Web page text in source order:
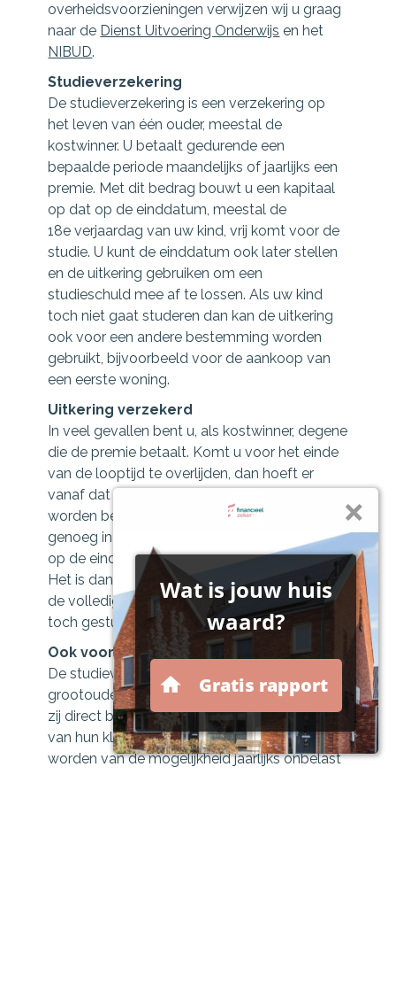
overheidsvoorzieningen verwijzen wij u graag
naar de Dienst Uitvoering Onderwijs en het
NIBUD.
Studieverzekering
De studieverzekering is een verzekering op
het leven van één ouder, meestal de
kostwinner. U betaalt gedurende een
bepaalde periode maandelijks of jaarlijks een
premie. Met dit bedrag bouwt u een kapitaal
op dat op de einddatum, meestal de
18e verjaardag van uw kind, vrij komt voor de
studie. U kunt de einddatum ook later stellen
en de uitkering gebruiken om een
studieschuld mee af te lossen. Als uw kind
toch niet gaat studeren dan kan de uitkering
ook voor een andere bestemming worden
gebruikt, bijvoorbeeld voor de aankoop van
een eerste woning.
Uitkering verzekerd
In veel gevallen bent u, als kostwinner, degene
die de premie betaalt. Komt u voor het einde
van de looptijd te overlijden, dan hoeft er
vanaf dat moment geen premie meer te
worden betaald. In die situatie zijn er zorgen
genoeg in het gezin. Het verzekerd kapitaal
op de einddatum blijft echter gegarandeerd.
Het is dan een geruststellend idee dat uw kind
de volledige uitkering ontvangt, zodat er later
toch gestudeerd kan worden.
Ook voor grootouders
De studieverzekering kan ook door
grootouders worden afgesloten. Zo kunnen
zij direct bijdragen aan de toekomstige studie
van hun kleinkind. Hierbij kan gebruik gemaakt
worden van de mogelijkheid jaarlijks onbelast